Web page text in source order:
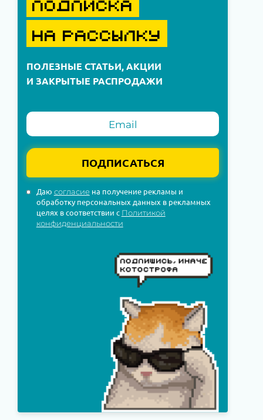
НА РАССЫЛКУ
ПОЛЕЗНЫЕ СТАТЬИ, АКЦИИ
И ЗАКРЫТЫЕ РАСПРОДАЖИ
ПОДПИСАТЬСЯ
Даю согласиена получение рекламы и
обработку персональных данных в рекламных
целях в соответствии с Политикой
конфиденциальности